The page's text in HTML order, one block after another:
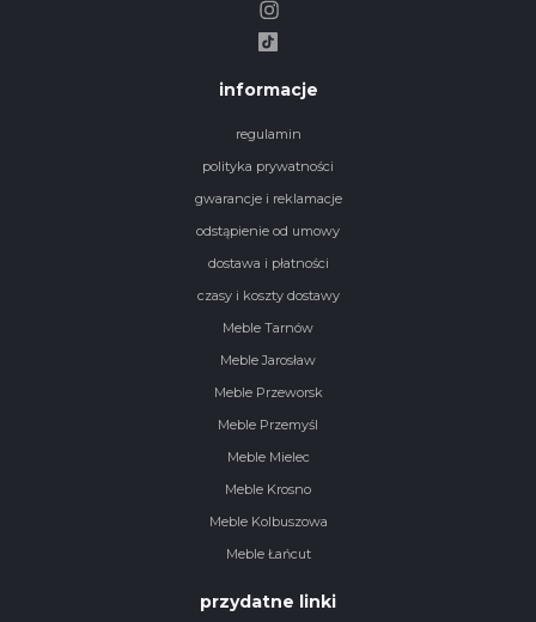
informacje
regulamin
polityka prywatności
gwarancje i reklamacje
odstąpienie od umowy
dostawa i płatności
czasy i koszty dostawy
Meble Tarnów
Meble Jarosław
Meble Przeworsk
Meble Przemyśl
Meble Mielec
Meble Krosno
Meble Kolbuszowa
Meble Łańcut
przydatne linki